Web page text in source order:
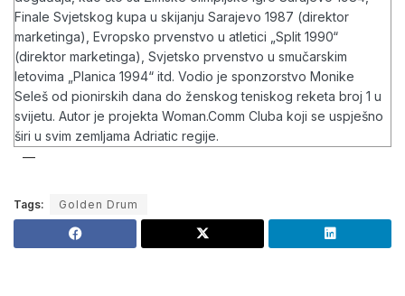
Finale Svjetskog kupa u skijanju Sarajevo 1987 (direktor
marketinga), Evropsko prvenstvo u atletici „Split 1990“
(direktor marketinga), Svjetsko prvenstvo u smučarskim
letovima „Planica 1994“ itd. Vodio je sponzorstvo Monike
Seleš od pionirskih dana do ženskog teniskog reketa broj 1 u
svijetu. Autor je projekta Woman.Comm Cluba koji se uspješno
širi u svim zemljama Adriatic regije.
Tags: Golden Drum